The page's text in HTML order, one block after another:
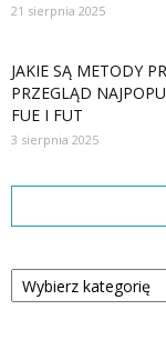
21 sierpnia 2025
JAKIE SĄ METODY
PRZEGLĄD
FUE I FUT
3 sierpnia 2025
Kategorie